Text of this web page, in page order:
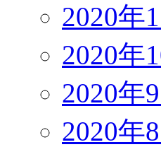
2020年
2020年
2020年
2020年